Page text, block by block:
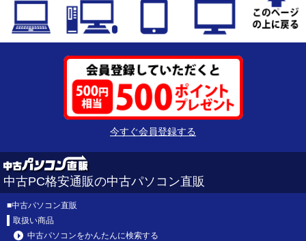
今すぐ会員登録する
中古PC格安通販の中古パソコン直販
■中古パソコン直販
取扱い商品
中古パソコンをかんたんに検索する